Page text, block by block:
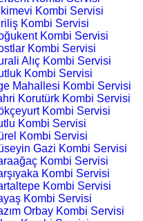
Kombi Servisi
Kombi Servisi
Kombi Servisi
Kombi Servisi
Alıç Kombi Servisi
Kombi Servisi
Mahallesi Kombi Servisi
Korutürk Kombi Servisi
Kombi Servisi
Kombi Servisi
Kombi Servisi
Gazi Kombi Servisi
Kombi Servisi
Kombi Servisi
Kombi Servisi
Kombi Servisi
Orbay Kombi Servisi